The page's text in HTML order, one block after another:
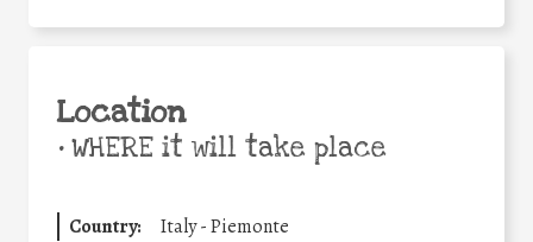
Location
•WHERE it will take place
Country:
Italy - Piemonte